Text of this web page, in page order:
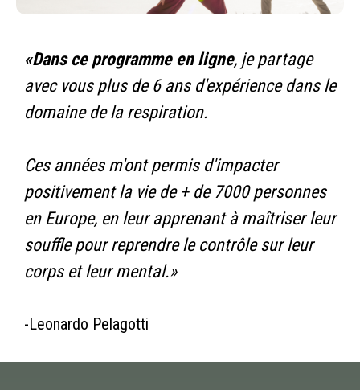
«Dans ce programme en ligne, je partage
avec vous plus de 6 ans d'expérience dans le
domaine de la respiration.
Ces années m'ont permis d'impacter
positivement la vie de + de 7000 personnes
en Europe, en leur apprenant à maîtriser leur
souffle pour reprendre le contrôle sur leur
corps et leur mental.»
-Leonardo Pelagotti